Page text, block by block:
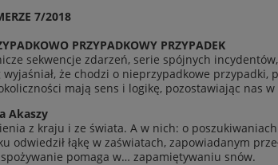
7/2018
PRZY­PAD­KOWY PRZY­PADEK
sek­wencje zdarzeń, serie spójnych
wyjaś­niał, że chodzi o nieprzy­pad­kowe przy­padki,
mają sens i logikę, pozostaw­ia­jąc nas
Akaszy
z kraju i ze świata. A w nich: o
odwiedził łąkę w zaświat­ach, zapowiadanym
pomaga w… zapamię­ty­wa­niu snów.